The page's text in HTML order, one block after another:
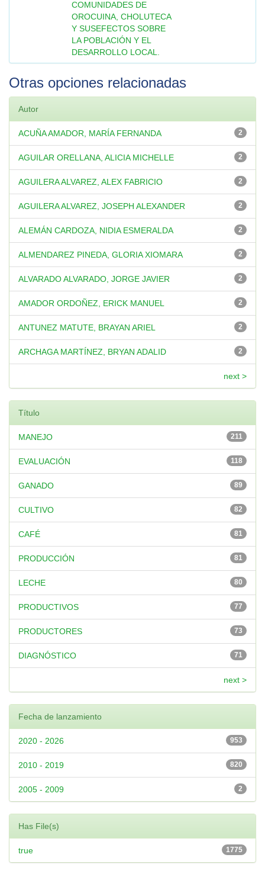
COMUNIDADES DE
OROCUINA, CHOLUTECA
Y SUSEFECTOS SOBRE
LA POBLACIÓN Y EL
DESARROLLO LOCAL.
Otras opciones relacionadas
Autor
2
ACUÑA AMADOR, MARÍA FERNANDA
2
AGUILAR ORELLANA, ALICIA MICHELLE
2
AGUILERA ALVAREZ, ALEX FABRICIO
2
AGUILERA ALVAREZ, JOSEPH ALEXANDER
2
ALEMÁN CARDOZA, NIDIA ESMERALDA
2
ALMENDAREZ PINEDA, GLORIA XIOMARA
2
ALVARADO ALVARADO, JORGE JAVIER
2
AMADOR ORDOÑEZ, ERICK MANUEL
2
ANTUNEZ MATUTE, BRAYAN ARIEL
2
ARCHAGA MARTÍNEZ, BRYAN ADALID
next >
Título
211
MANEJO
118
EVALUACIÓN
89
GANADO
82
CULTIVO
81
CAFÉ
81
PRODUCCIÓN
80
LECHE
77
PRODUCTIVOS
73
PRODUCTORES
71
DIAGNÓSTICO
next >
Fecha de lanzamiento
953
2020 - 2026
820
2010 - 2019
2
2005 - 2009
Has File(s)
1775
true